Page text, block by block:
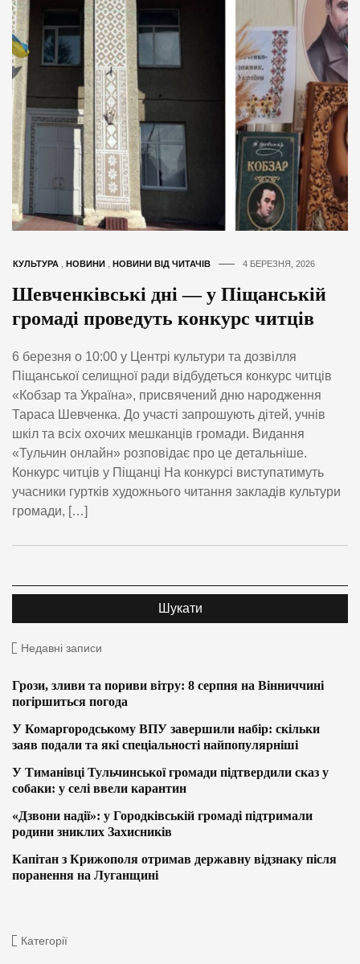
КУЛЬТУРА НОВИНИ НОВИНИ ВІД ЧИТАЧІВ 4 БЕРЕЗНЯ, 2026
Шевченківські дні — у Піщанській
громаді проведуть конкурс читців
6 березня о 10:00 у Центрі культури та дозвілля
Піщанської селищної ради відбудеться конкурс читців
«Кобзар та Україна», присвячений дню народження
Тараса Шевченка. До участі запрошують дітей, учнів
шкіл та всіх охочих мешканців громади. Видання
«Тульчин онлайн» розповідає про це детальніше.
Конкурс читців у Піщанці На конкурсі виступатимуть
учасники гуртків художнього читання закладів культури
громади, […]
Недавні записи
Грози, зливи та пориви вітру: 8 серпня на Вінниччині
погіршиться погода
У Комаргородському ВПУ завершили набір: скільки
заяв подали та які спеціальності найпопулярніші
У Тиманівці Тульчинської громади підтвердили сказ у
собаки: у селі ввели карантин
«Дзвони надії»: у Городківській громаді підтримали
родини зниклих Захисників
Капітан з Крижополя отримав державну відзнаку після
поранення на Луганщині
Категорії